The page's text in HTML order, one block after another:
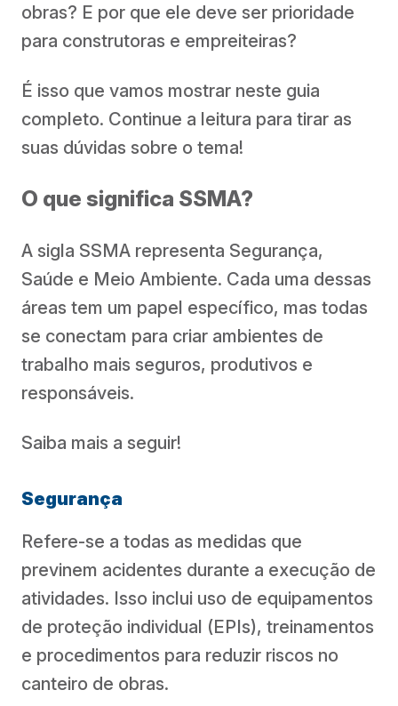
obras? E por que ele deve ser prioridade
para construtoras e empreiteiras?
É isso que vamos mostrar neste guia
completo. Continue a leitura para tirar as
suas dúvidas sobre o tema!
O que significa SSMA?
A sigla SSMA representa Segurança,
Saúde e Meio Ambiente. Cada uma dessas
áreas tem um papel específico, mas todas
se conectam para criar ambientes de
trabalho mais seguros, produtivos e
responsáveis.
Saiba mais a seguir!
Segurança
Refere-se a todas as medidas que
previnem acidentes durante a execução de
atividades. Isso inclui uso de equipamentos
de proteção individual (EPIs), treinamentos
e procedimentos para reduzir riscos no
canteiro de obras.